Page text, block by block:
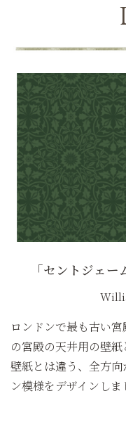
「セントジェー
ロンドンで最も古い
の宮殿の天井用の壁
壁紙とは違う、全方
ン模様をデザインしま